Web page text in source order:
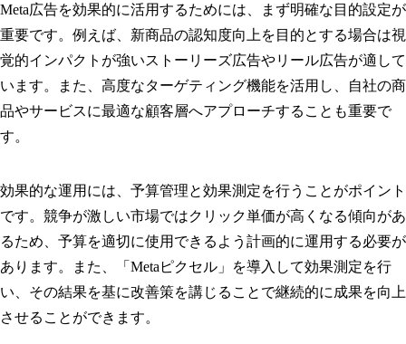
Meta広告を効果的に活用するためには、まず明確な目的設定が
重要です。例えば、新商品の認知度向上を目的とする場合は視
覚的インパクトが強いストーリーズ広告やリール広告が適して
います。また、高度なターゲティング機能を活用し、自社の商
品やサービスに最適な顧客層へアプローチすることも重要で
す。
効果的な運用には、予算管理と効果測定を行うことがポイント
です。競争が激しい市場ではクリック単価が高くなる傾向があ
るため、予算を適切に使用できるよう計画的に運用する必要が
あります。また、「Metaピクセル」を導入して効果測定を行
い、その結果を基に改善策を講じることで継続的に成果を向上
させることができます。